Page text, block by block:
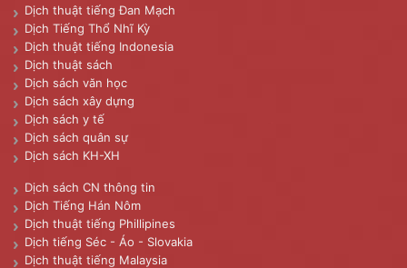
Dịch thuật tiếng Đan Mạch
Dịch Tiếng Thổ Nhĩ Kỳ
Dịch thuật tiếng Indonesia
Dịch thuật sách
Dịch sách văn học
Dịch sách xây dựng
Dịch sách y tế
Dịch sách quân sự
Dịch sách KH-XH
Dịch sách CN thông tin
Dịch Tiếng Hán Nôm
Dịch thuật tiếng Phillipines
Dịch tiếng Séc - Áo - Slovakia
Dịch thuật tiếng Malaysia